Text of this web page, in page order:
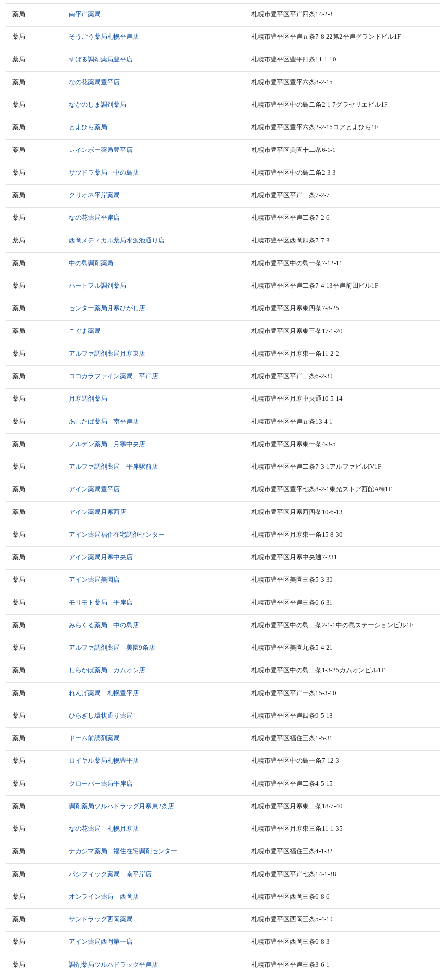
薬局 南平岸薬局 札幌市豊平区平岸四条14-2-3
薬局 そうごう薬局札幌平岸店 札幌市豊平区平岸五条7-8-22第2平岸グランドビル1F
薬局 すばる調剤薬局豊平店 札幌市豊平区豊平四条11-1-10
薬局 なの花薬局豊平店 札幌市豊平区豊平六条8-2-15
薬局 なかのしま調剤薬局 札幌市豊平区中の島二条2-1-7グラセリエビル1F
薬局 とよひら薬局 札幌市豊平区豊平六条2-2-16コアとよひら1F
薬局 レインボー薬局豊平店 札幌市豊平区美園十二条6-1-1
薬局 サツドラ薬局 中の島店 札幌市豊平区中の島二条2-3-3
薬局 クリオネ平岸薬局 札幌市豊平区平岸二条7-2-7
薬局 なの花薬局平岸店 札幌市豊平区平岸二条7-2-6
薬局 西岡メディカル薬局水源池通り店 札幌市豊平区西岡四条7-7-3
薬局 中の島調剤薬局 札幌市豊平区中の島一条7-12-11
薬局 ハートフル調剤薬局 札幌市豊平区平岸二条7-4-13平岸前田ビル1F
薬局 センター薬局月寒ひがし店 札幌市豊平区月寒東四条7-8-25
薬局 こぐま薬局 札幌市豊平区月寒東三条17-1-20
薬局 アルファ調剤薬局月寒東店 札幌市豊平区月寒東一条11-2-2
薬局 ココカラファイン薬局 平岸店 札幌市豊平区平岸二条6-2-30
薬局 月寒調剤薬局 札幌市豊平区月寒中央通10-5-14
薬局 あしたば薬局 南平岸店 札幌市豊平区平岸五条13-4-1
薬局 ノルデン薬局 月寒中央店 札幌市豊平区月寒東一条4-3-5
薬局 アルファ調剤薬局 平岸駅前店 札幌市豊平区平岸二条7-3-1アルファビルIV1F
薬局 アイン薬局豊平店 札幌市豊平区豊平七条8-2-1東光ストア西館A棟1F
薬局 アイン薬局月寒西店 札幌市豊平区月寒西四条10-6-13
薬局 アイン薬局福住在宅調剤センター 札幌市豊平区月寒東一条15-8-30
薬局 アイン薬局月寒中央店 札幌市豊平区月寒中央通7-231
薬局 アイン薬局美園店 札幌市豊平区美園三条5-3-30
薬局 モリモト薬局 平岸店 札幌市豊平区平岸三条6-6-31
薬局 みらくる薬局 中の島店 札幌市豊平区中の島二条2-1-1中の島ステーションビル1F
薬局 アルファ調剤薬局 美園9条店 札幌市豊平区美園九条5-4-21
薬局 しらかば薬局 カムオン店 札幌市豊平区中の島二条1-3-25カムオンビル1F
薬局 れんげ薬局 札幌豊平店 札幌市豊平区平岸一条15-3-10
薬局 ひらぎし環状通り薬局 札幌市豊平区平岸四条9-5-18
薬局 ドーム前調剤薬局 札幌市豊平区福住三条1-5-31
薬局 ロイヤル薬局札幌豊平店 札幌市豊平区中の島一条7-12-3
薬局 クローバー薬局平岸店 札幌市豊平区平岸二条4-5-15
薬局 調剤薬局ツルハドラッグ月寒東2条店 札幌市豊平区月寒東二条18-7-40
薬局 なの花薬局 札幌月寒店 札幌市豊平区月寒東三条11-1-35
薬局 ナカジマ薬局 福住在宅調剤センター 札幌市豊平区福住三条4-1-32
薬局 パシフィック薬局 南平岸店 札幌市豊平区平岸七条14-1-38
薬局 オンライン薬局 西岡店 札幌市豊平区西岡三条6-8-6
薬局 サンドラッグ西岡薬局 札幌市豊平区西岡三条5-4-10
薬局 アイン薬局西岡第一店 札幌市豊平区西岡三条6-8-3
薬局 調剤薬局ツルハドラッグ平岸店 札幌市豊平区平岸三条3-6-1